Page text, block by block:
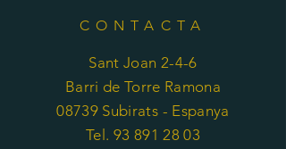
CONTACTA
Sant Joan 2-4-6
Barri de Torre Ramona
08739 Subirats - Espanya
Tel. 93 891 28 03